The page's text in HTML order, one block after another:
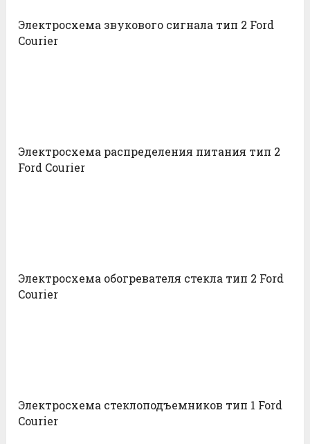
Электросхема звукового сигнала тип 2 Ford
Courier
Электросхема распределения питания тип 2
Ford Courier
Электросхема обогревателя стекла тип 2 Ford
Courier
Электросхема стеклоподъемников тип 1 Ford
Courier